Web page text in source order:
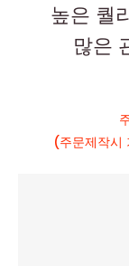
높은 퀄
많은
(주문제작시